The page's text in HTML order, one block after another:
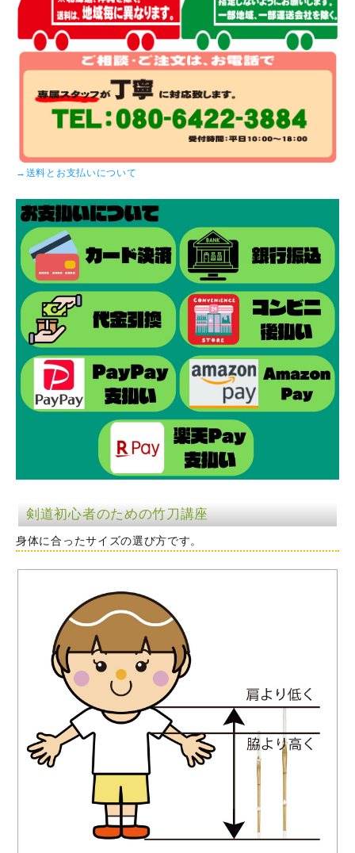
→送料とお支払いについて
剣道初心者のための竹刀講座
身体に合ったサイズの選び方です。